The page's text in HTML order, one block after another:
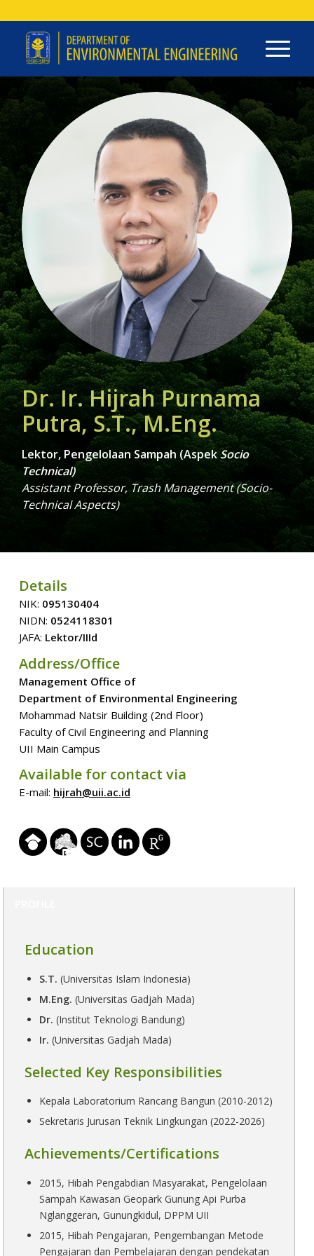
Dr. Ir. Hijrah Purnama
Putra, S.T., M.Eng.
Lektor, Pengelolaan Sampah (AspekSocio
Technical)
Assistant Professor, Trash Management (Socio-
Technical Aspects)
Details
NIK: 095130404
NIDN: 0524118301
JAFA: Lektor/IIId
Address/Office
Management Office of
Department of Environmental Engineering
Mohammad Natsir Building (2nd Floor)
Faculty of Civil Engineering and Planning
UII Main Campus
Available for contact via
E-mail: hijrah@uii.ac.id
Education
S.T. (Universitas Islam Indonesia)
M.Eng. (Universitas Gadjah Mada)
Dr. (Institut Teknologi Bandung)
Ir. (Universitas Gadjah Mada)
Selected Key Responsibilities
Kepala Laboratorium Rancang Bangun (2010-2012)
Sekretaris Jurusan Teknik Lingkungan (2022-2026)
Achievements/Certifications
2015, Hibah Pengabdian Masyarakat, Pengelolaan
Sampah Kawasan Geopark Gunung Api Purba
Nglanggeran, Gunungkidul, DPPM UII
2015, Hibah Pengajaran, Pengembangan Metode
Pengajaran dan Pembelajaran dengan pendekatan